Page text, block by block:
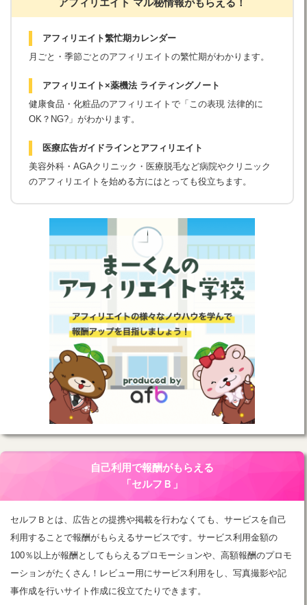
アフィリエイト繁忙期カレンダー
月ごと・季節ごとのアフィリエイトの繁忙期がわかります。
アフィリエイト×薬機法 ライティングノート
健康食品・化粧品のアフィリエイトで「この表現 法律的に
OK？NG?」がわかります。
医療広告ガイドラインとアフィリエイト
美容外科・AGAクリニック・医療脱毛など病院やクリニック
のアフィリエイトを始める方にはとっても役立ちます。
自己利用で報酬がもらえる
「セルフＢ」
セルフＢとは、広告との提携や掲載を行わなくても、サービスを自己
利用することで報酬がもらえるサービスです。サービス利用金額の
100％以上が報酬としてもらえるプロモーションや、高額報酬のプロモ
ーションがたくさん！レビュー用にサービス利用をし、写真撮影や記
事作成を行いサイト作成に役立てたりできます。